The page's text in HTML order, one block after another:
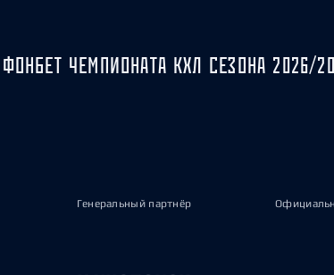
ЧЕМПИОНАТА КХЛ СЕЗОНА 2026/
Генеральный партнёр